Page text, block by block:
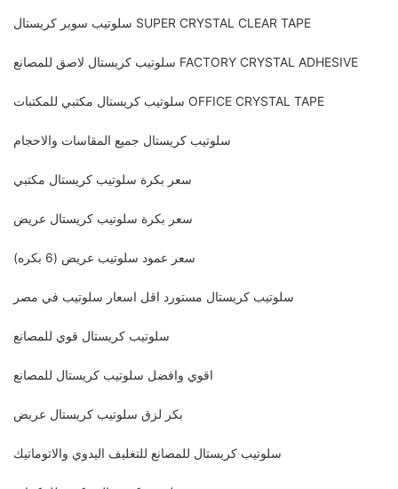
سلوتيب سوبر كريستال SUPER CRYSTAL CLEAR TAPE
سلوتيب كريستال لاصق للمصانع FACTORY CRYSTAL ADHESIVE
سلوتيب كريستال مكتبي للمكتبات OFFICE CRYSTAL TAPE
سلوتيب كريستال جميع المقاسات والاحجام
سعر بكرة سلوتيب كريستال مكتبي
سعر بكرة سلوتيب كريستال عريض
سعر عمود سلوتيب عريض (6 بكره)
سلوتيب كريستال مستورد اقل اسعار سلوتيب في مصر
سلوتيب كريستال قوي للمصانع
اقوي وافضل سلوتيب كريستال للمصانع
بكر لزق سلوتيب كريستال عريض
سلوتيب كريستال للمصانع للتغليف اليدوي والاتوماتيك